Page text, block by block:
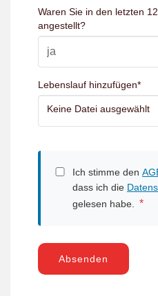
Waren Sie in den letzten
angestellt?
Lebenslauf hinzufügen*
Keine Datei ausgewählt
Ich stimme den
dass ich die
gelesen habe.
*
Absenden